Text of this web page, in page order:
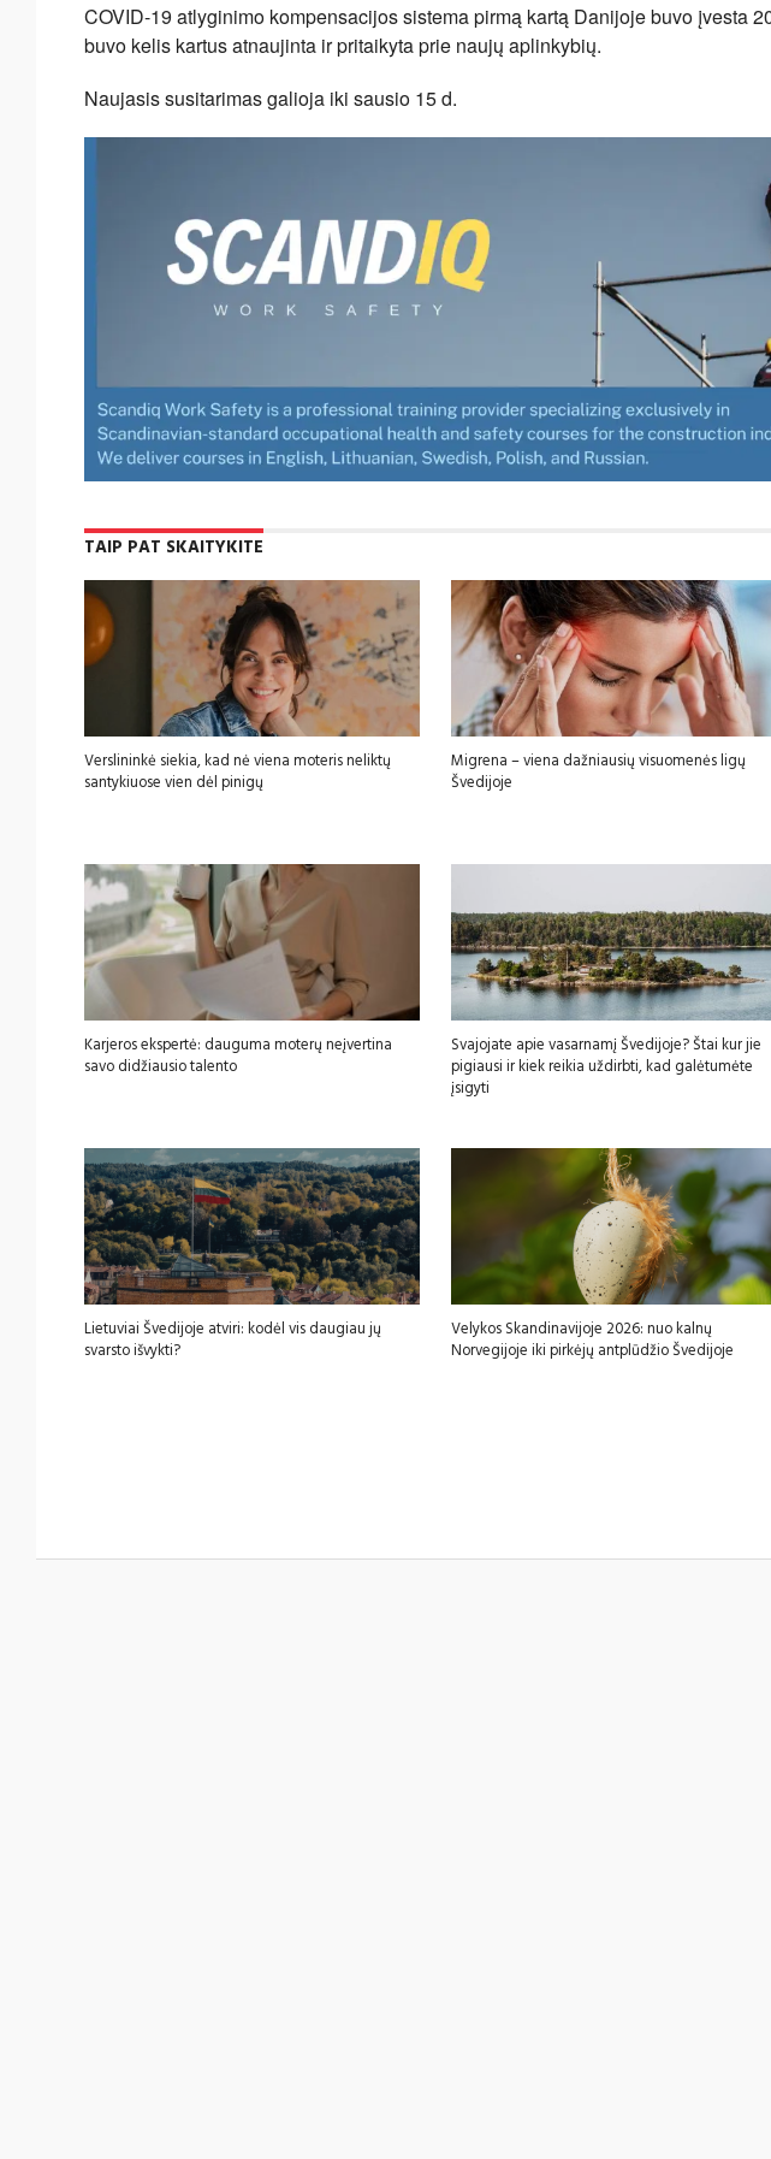
COVID-19 atlyginimo kompensacijos sistema pirmą kartą Danijoje buvo įvesta
buvo kelis kartus atnaujinta ir pritaikyta prie naujų aplinkybių.
Naujasis susitarimas galioja iki sausio 15 d.
TAIP PAT SKAITYKITE
Verslininkė siekia, kad nė viena moteris neliktų
santykiuose vien dėl pinigų
Migrena – viena dažniausių visuomenės ligų
Švedijoje
Karjeros ekspertė: dauguma moterų neįvertina
savo didžiausio talento
Svajojate apie vasarnamį Švedijoje? Štai kur jie
pigiausi ir kiek reikia uždirbti, kad galėtumėte
įsigyti
Lietuviai Švedijoje atviri: kodėl vis daugiau jų
svarsto išvykti?
Velykos Skandinavijoje 2026: nuo kalnų
Norvegijoje iki pirkėjų antplūdžio Švedijoje